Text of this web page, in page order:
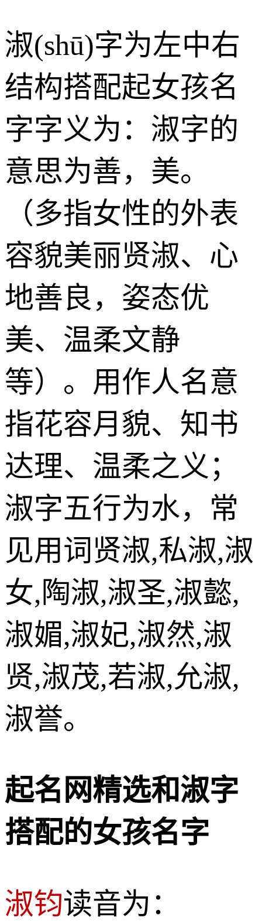
淑(shū)字为左中右
结构搭配起女孩名
字字义为：淑字的
意思为善，美。
（多指女性的外表
容貌美丽贤淑、心
地善良，姿态优
美、温柔文静
等）。用作人名意
指花容月貌、知书
达理、温柔之义；
淑字五行为水，常
见用词贤淑,私淑,淑
女,陶淑,淑圣,淑懿,
淑媚,淑妃,淑然,淑
贤,淑茂,若淑,允淑,
淑誉。
起名网精选和淑字
搭配的女孩名字
淑钧读音为：